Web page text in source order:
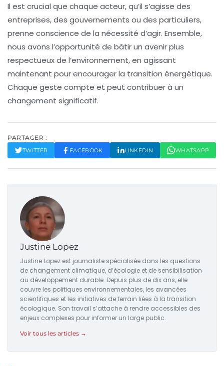
Il est crucial que chaque acteur, qu’il s’agisse des
entreprises, des gouvernements ou des particuliers,
prenne conscience de la nécessité d’agir. Ensemble,
nous avons l’opportunité de bâtir un avenir plus
respectueux de l’environnement, en agissant
maintenant pour encourager la transition énergétique.
Chaque geste compte et peut contribuer à un
changement significatif.
PARTAGER :
TWITTER FACEBOOK LINKEDIN WHATSAPP
Justine Lopez
Justine Lopez est journaliste spécialisée dans les questions
de changement climatique, d’écologie et de sensibilisation
au développement durable. Depuis plus de dix ans, elle
couvre les politiques environnementales, les avancées
scientifiques et les initiatives de terrain liées à la transition
écologique. Son travail s’attache à rendre accessibles des
enjeux complexes pour informer un large public.
Voir tous les articles →